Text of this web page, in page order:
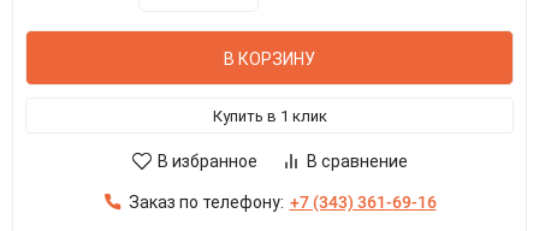
В КОРЗИНУ
Купить в 1 клик
В избранное В сравнение
Заказ по телефону: +7 (343) 361-69-16